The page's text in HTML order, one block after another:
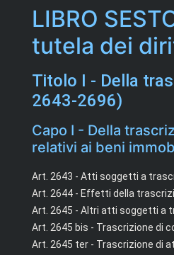
LIBRO
tutela dei
Titolo I - Della
2643-2696)
Capo I - Della
relativi ai beni
Art. 2643 - Atti soggetti a
Art. 2644 - Effetti della
Art. 2645 - Altri atti soggetti a
Art. 2645 bis - Trascrizione di
Art. 2645 ter - Trascrizione di